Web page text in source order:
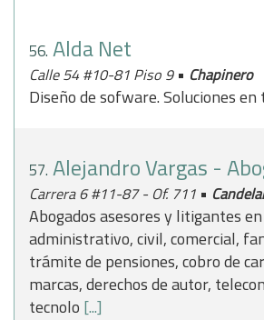
56. Alda Net
Calle 54 #10-81 Piso 9 • Chapinero
Diseño de sofware. Soluciones en
57. Alejandro Vargas -
Carrera 6 #11-87 - Of. 711 •
Abogados asesores y litigantes
administrativo, civil, comercial,
trámite de pensiones, cobro de
marcas, derechos de autor,
tecnolo [...]